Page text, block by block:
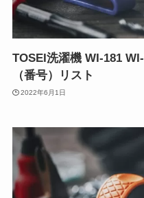
TOSEI洗濯機 WI-181
（番号）リスト
2022年6月1日